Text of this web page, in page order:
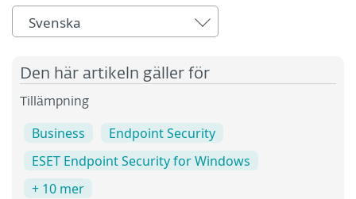
Svenska
Den här artikeln gäller för
Tillämpning
Business
Endpoint Security
ESET Endpoint Security for Windows
+ 10 mer